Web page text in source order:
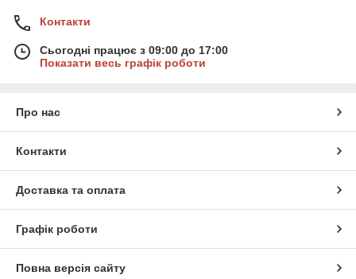
Контакти
Сьогодні працює з 09:00 до 17:00
Показати весь графік роботи
Про нас
Контакти
Доставка та оплата
Графік роботи
Повна версія сайту